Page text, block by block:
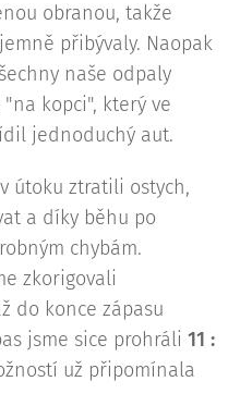
obranou, takže
přibývaly. Naopak
naše odpaly
kopci", který ve
jednoduchý aut.
útoku ztratili ostych,
a díky běhu po
chybám.
zkorigovali
do konce zápasu
jsme sice prohráli 11 :
už připomínala